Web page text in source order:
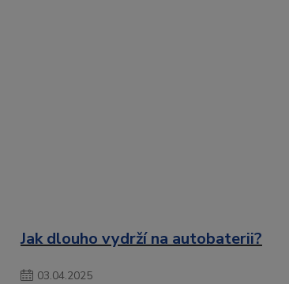
Jak dlouho vydrží na autobaterii?
03.04.2025